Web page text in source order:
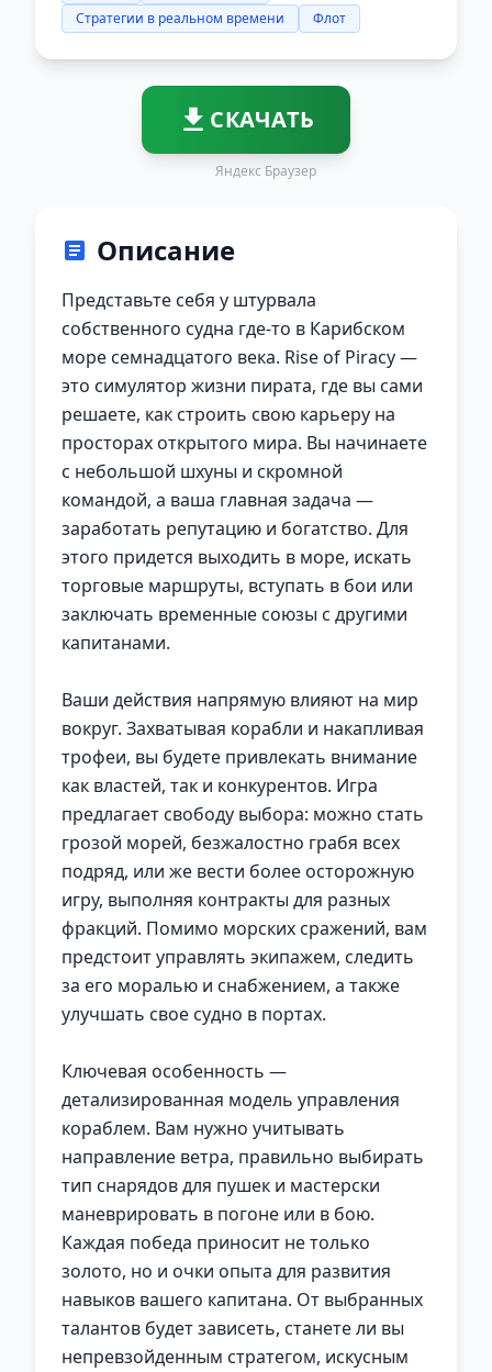
Стратегии в реальном времени
Флот
СКАЧАТЬ
Яндекс Браузер
Описание
Представьте себя у штурвала
собственного судна где-то в Карибском
море семнадцатого века. Rise of Piracy —
это симулятор жизни пирата, где вы сами
решаете, как строить свою карьеру на
просторах открытого мира. Вы начинаете
с небольшой шхуны и скромной
командой, а ваша главная задача —
заработать репутацию и богатство. Для
этого придется выходить в море, искать
торговые маршруты, вступать в бои или
заключать временные союзы с другими
капитанами.
Ваши действия напрямую влияют на мир
вокруг. Захватывая корабли и накапливая
трофеи, вы будете привлекать внимание
как властей, так и конкурентов. Игра
предлагает свободу выбора: можно стать
грозой морей, безжалостно грабя всех
подряд, или же вести более осторожную
игру, выполняя контракты для разных
фракций. Помимо морских сражений, вам
предстоит управлять экипажем, следить
за его моралью и снабжением, а также
улучшать свое судно в портах.
Ключевая особенность —
детализированная модель управления
кораблем. Вам нужно учитывать
направление ветра, правильно выбирать
тип снарядов для пушек и мастерски
маневрировать в погоне или в бою.
Каждая победа приносит не только
золото, но и очки опыта для развития
навыков вашего капитана. От выбранных
талантов будет зависеть, станете ли вы
непревзойденным стратегом, искусным